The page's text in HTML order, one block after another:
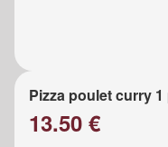
Pizza poulet curry 1
13.50 €